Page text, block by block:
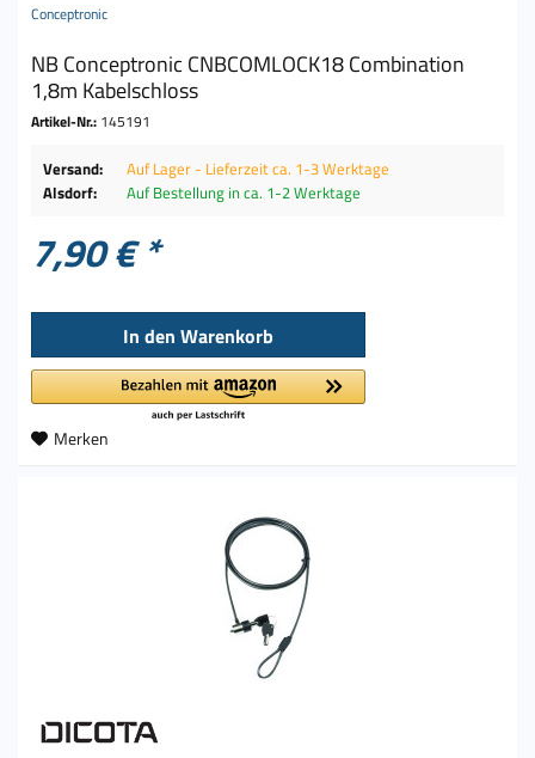
Conceptronic
NB Conceptronic CNBCOMLOCK18 Combination
1,8m Kabelschloss
Artikel-Nr.: 145191
Versand:
Auf Lager - Lieferzeit ca. 1-3 Werktage
Alsdorf:
Auf Bestellung in ca. 1-2 Werktage
7,90 € *
In den Warenkorb
Merken